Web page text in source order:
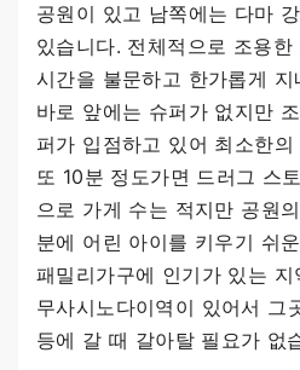
공원이 있고 남쪽에는 다마
있습니다. 전체적으로 조용
시간을 불문하고 한가롭게
바로 앞에는 슈퍼가 없지만
퍼가 입점하고 있어 최소한
또 10분 정도가면 드러그 스
으로 가게 수는 적지만 공원
분에 어린 아이를 키우기 쉬
패밀리가구에 인기가 있는
무사시노다이역이 있어서 그
등에 갈 때 갈아탈 필요가 없